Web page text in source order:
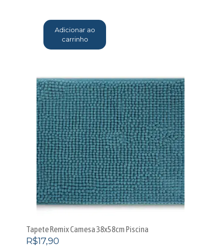
Adicionar ao
carrinho
Tapete Remix Camesa 38x58cm Piscina
R$17,90